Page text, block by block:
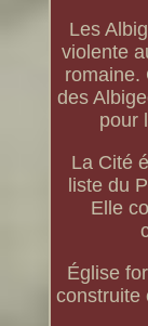
Les
violente
romaine.
des
pour
La Cité
liste du
Elle
Église
construite